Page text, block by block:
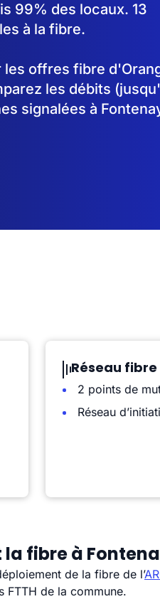
99% des locaux. 13
à la fibre.
offres fibre
les débits
signalées à
Réseau fibre
2 points de
Réseau
fibre à
de la fibre de l’
FTTH de la commune.